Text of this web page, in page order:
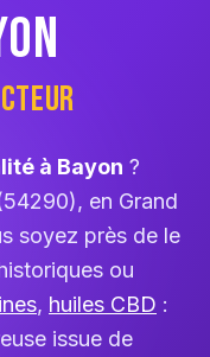
à Bayon ?
en Grand
soyez près de le
ou
, huiles CBD :
issue de